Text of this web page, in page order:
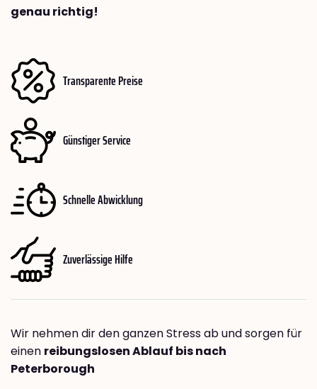
genau richtig!
Transparente Preise
Günstiger Service
Schnelle Abwicklung
Zuverlässige Hilfe
Wir nehmen dir den ganzen Stress ab und sorgen für
einen reibungslosen Ablauf bis nach
Peterborough